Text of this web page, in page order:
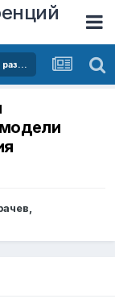
Институциональное обеспечение устойчивого развития в условиях глобальных изменений
,